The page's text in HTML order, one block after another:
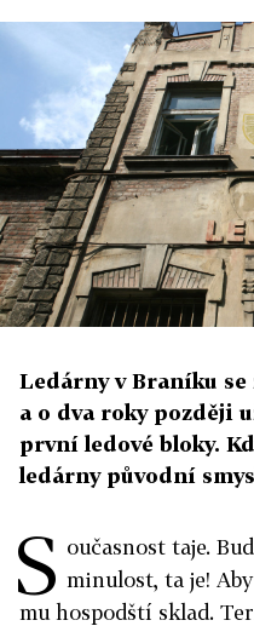
Ledárny v Braníku se
a o dva roky později
první ledové bloky.
ledárny původní
S oučasnost taje.
minulost, ta je!
mu hospodští sklad.